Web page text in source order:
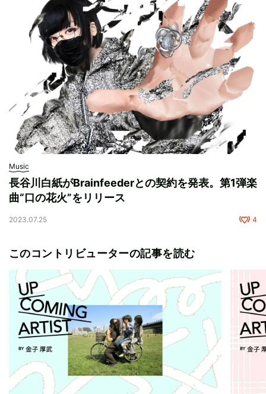
Music
長谷川白紙がBrainfeederとの契約を発表。第1弾楽
曲“口の花火”をリリース
2023.07.25 4
このコントリビューターの記事を読む